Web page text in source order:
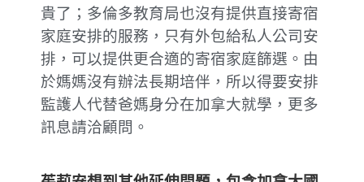
貴了；多倫多教育局也沒有提供直接寄宿
家庭安排的服務，只有外包給私人公司安
排，可以提供更合適的寄宿家庭篩選。由
於媽媽沒有辦法長期培伴，所以得要安排
監護人代替爸媽身分在加拿大就學，更多
訊息請洽顧問。